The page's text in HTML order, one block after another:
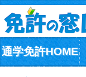
通学免許HOME